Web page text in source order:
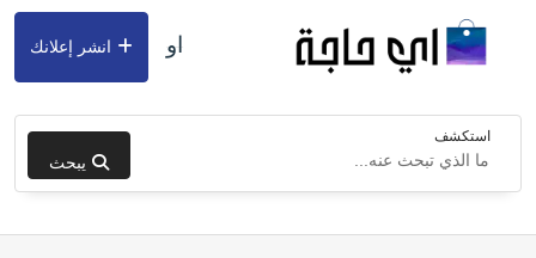
استكشف
يبحث
او انشر إعلانك